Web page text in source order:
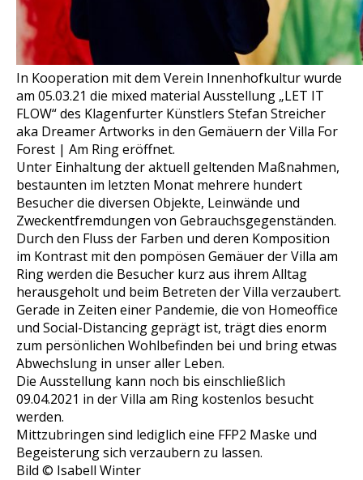
In Kooperation mit dem Verein Innenhofkultur wurde
am 05.03.21 die mixed material Ausstellung „LET IT
FLOW“ des Klagenfurter Künstlers Stefan Streicher
aka Dreamer Artworks in den Gemäuern der Villa For
Forest | Am Ring eröffnet.
Unter Einhaltung der aktuell geltenden Maßnahmen,
bestaunten im letzten Monat mehrere hundert
Besucher die diversen Objekte, Leinwände und
Zweckentfremdungen von Gebrauchsgegenständen.
Durch den Fluss der Farben und deren Komposition
im Kontrast mit den pompösen Gemäuer der Villa am
Ring werden die Besucher kurz aus ihrem Alltag
herausgeholt und beim Betreten der Villa verzaubert.
Gerade in Zeiten einer Pandemie, die von Homeoffice
und Social-Distancing geprägt ist, trägt dies enorm
zum persönlichen Wohlbefinden bei und bring etwas
Abwechslung in unser aller Leben.
Die Ausstellung kann noch bis einschließlich
09.04.2021 in der Villa am Ring kostenlos besucht
werden.
Mittzubringen sind lediglich eine FFP2 Maske und
Begeisterung sich verzaubern zu lassen.
Bild © Isabell Winter